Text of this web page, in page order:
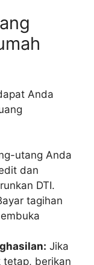
Anda
utang Anda
dan
DTI.
tagihan
Jika
tetap, berikan